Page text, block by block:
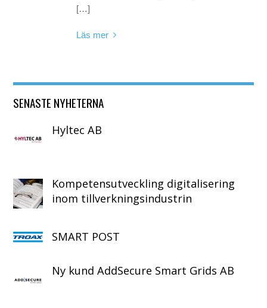
[…]
Läs mer
SENASTE NYHETERNA
Hyltec AB
Kompetensutveckling digitalisering
inom tillverkningsindustrin
SMART POST
Ny kund AddSecure Smart Grids AB